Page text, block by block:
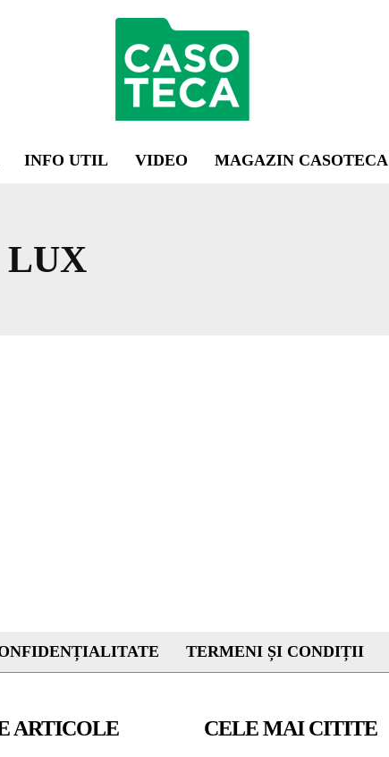
INFO UTIL VIDEO MAGAZIN CASOTECA
LUX
TERMENI ȘI CONDIȚII
ARTICOLE CELE MAI CITITE